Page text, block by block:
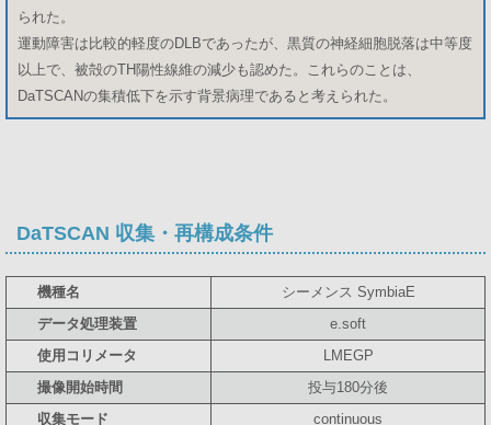
られた。
運動障害は比較的軽度のDLBであったが、黒質の神経細胞脱落は中等度
以上で、被殻のTH陽性線維の減少も認めた。これらのことは、
DaTSCANの集積低下を示す背景病理であると考えられた。
DaTSCAN 収集・再構成条件
機種名
シーメンス SymbiaE
データ処理装置
e.soft
使用コリメータ
LMEGP
撮像開始時間
投与180分後
収集モード
continuous